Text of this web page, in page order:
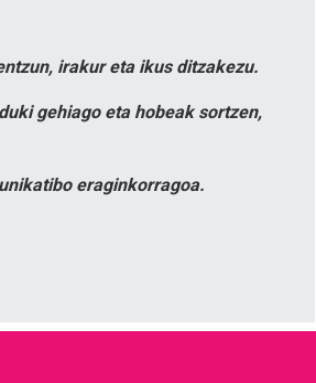
irakur eta ikus ditzakezu.
gehiago eta hobeak sortzen,
eraginkorragoa.